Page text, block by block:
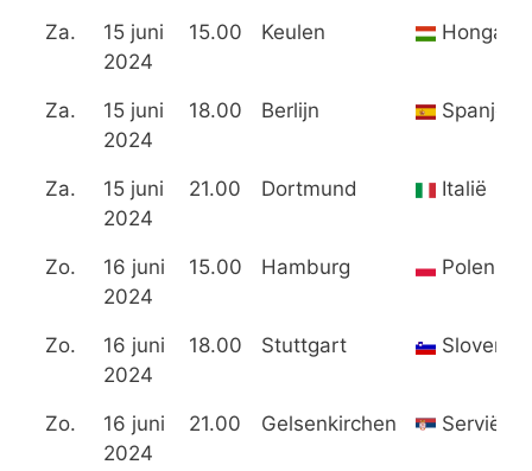
Za.
15 juni
2024
15.00 Keulen Hongarije
Za.
15 juni
2024
18.00 Berlijn Spanje
Za.
15 juni
2024
21.00 Dortmund Italië
Zo.
16 juni
2024
15.00 Hamburg Polen
Zo.
16 juni
2024
18.00 Stuttgart Slovenië
Zo.
16 juni
2024
21.00 Gelsenkirchen Servië